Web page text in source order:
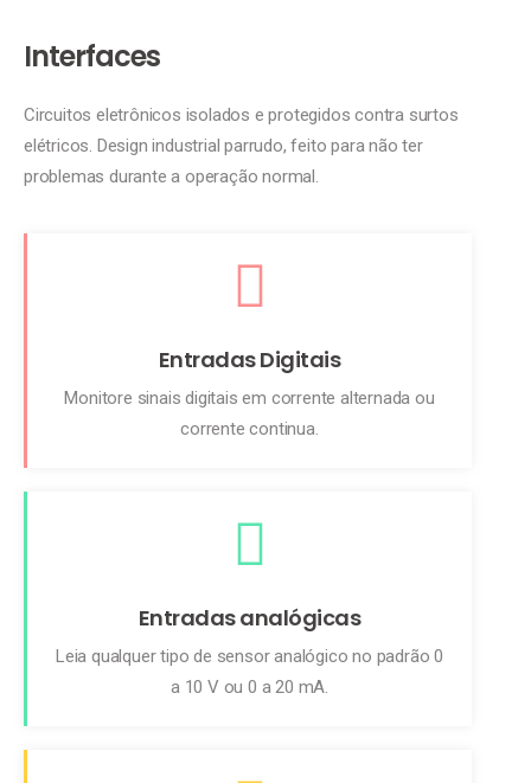
Interfaces
Circuitos eletrônicos isolados e protegidos contra surtos
elétricos. Design industrial parrudo, feito para não ter
problemas durante a operação normal.
Entradas Digitais
Monitore sinais digitais em corrente alternada ou
corrente continua.
Entradas analógicas
Leia qualquer tipo de sensor analógico no padrão 0
a 10 V ou 0 a 20 mA.